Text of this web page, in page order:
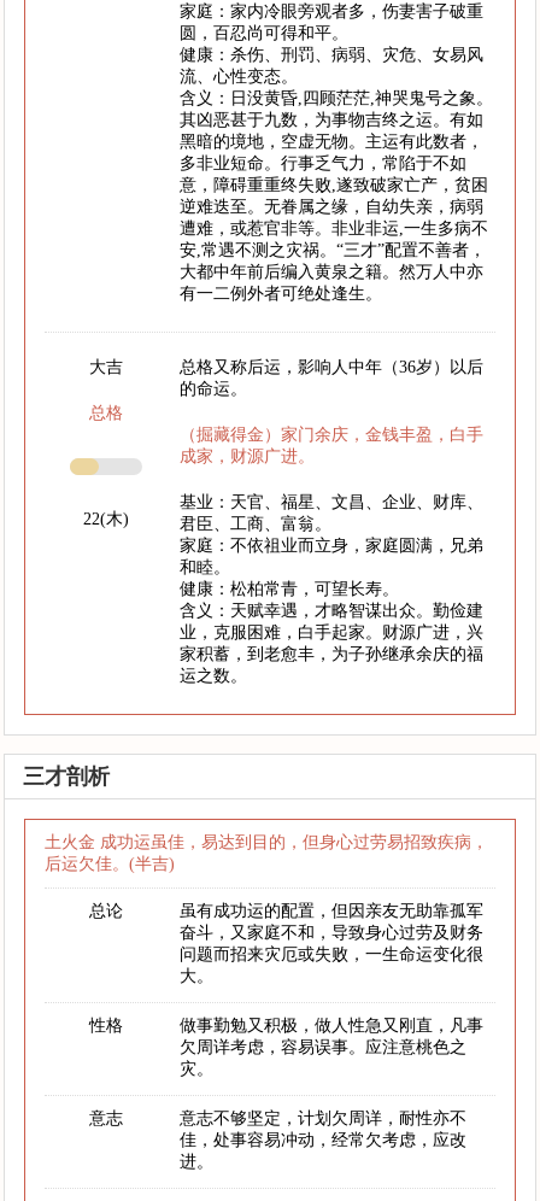
家庭：家内冷眼旁观者多，伤妻害子破重
圆，百忍尚可得和平。
健康：杀伤、刑罚、病弱、灾危、女易风
流、心性变态。
含义：日没黄昏,四顾茫茫,神哭鬼号之象。
其凶恶甚于九数，为事物吉终之运。有如
黑暗的境地，空虚无物。主运有此数者，
多非业短命。行事乏气力，常陷于不如
意，障碍重重终失败,遂致破家亡产，贫困
逆难迭至。无眷属之缘，自幼失亲，病弱
遭难，或惹官非等。非业非运,一生多病不
安,常遇不测之灾祸。“三才”配置不善者，
大都中年前后编入黄泉之籍。然万人中亦
有一二例外者可绝处逢生。
大吉
总格
22(木)
总格又称后运，影响人中年（36岁）以后
的命运。
（掘藏得金）家门余庆，金钱丰盈，白手
成家，财源广进。
基业：天官、福星、文昌、企业、财库、
君臣、工商、富翁。
家庭：不依祖业而立身，家庭圆满，兄弟
和睦。
健康：松柏常青，可望长寿。
含义：天赋幸遇，才略智谋出众。勤俭建
业，克服困难，白手起家。财源广进，兴
家积蓄，到老愈丰，为子孙继承余庆的福
运之数。
三才剖析
土火金 成功运虽佳，易达到目的，但身心过劳易招致疾病，
后运欠佳。(半吉)
总论
虽有成功运的配置，但因亲友无助靠孤军
奋斗，又家庭不和，导致身心过劳及财务
问题而招来灾厄或失败，一生命运变化很
大。
性格
做事勤勉又积极，做人性急又刚直，凡事
欠周详考虑，容易误事。应注意桃色之
灾。
意志
意志不够坚定，计划欠周详，耐性亦不
佳，处事容易冲动，经常欠考虑，应改
进。